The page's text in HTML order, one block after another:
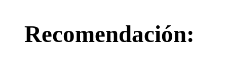
Recomendación: